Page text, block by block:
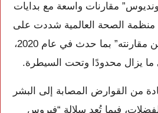
مقارنات واسعة مع بدايات
19، غير أن منظمة الصحة العالمية شددت على
أن الوضع الحالي “لا يمكن مقارنته” بما حدث في عام 2020،
يزال محدودًا وتحت السيطرة.
من القوارض المصابة إلى البشر
فيما تُعد سلالة “فيروس